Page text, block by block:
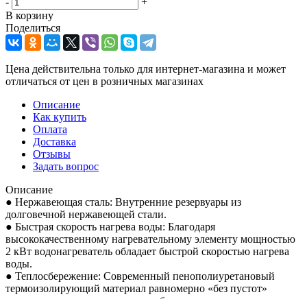
В корзину
Поделиться
Цена действительна только для интернет-магазина и может
отличаться от цен в розничных магазинах
Описание
Как купить
Оплата
Доставка
Отзывы
Задать вопрос
Описание
● Нержавеющая сталь: Внутренние резервуары из
долговечной нержавеющей стали.
● Быстрая скорость нагрева воды: Благодаря
высококачественному нагревательному элементу мощностью
2 кВт водонагреватель обладает быстрой скоростью нагрева
воды.
● Теплосбережение: Современный пенополиуретановый
термоизолирующий материал равномерно «без пустот»